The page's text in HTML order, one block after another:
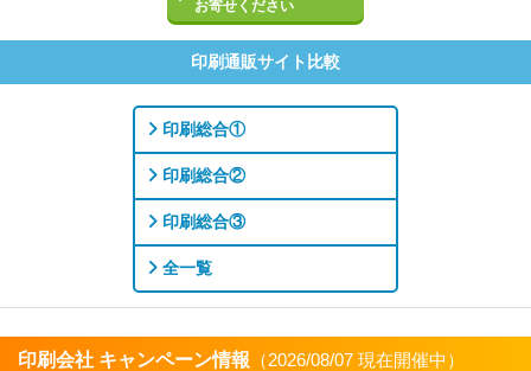
お寄せください
印刷通販サイト比較
印刷総合①
印刷総合②
印刷総合③
全一覧
印刷会社 キャンペーン情報 （2026/08/07 現在開催中）